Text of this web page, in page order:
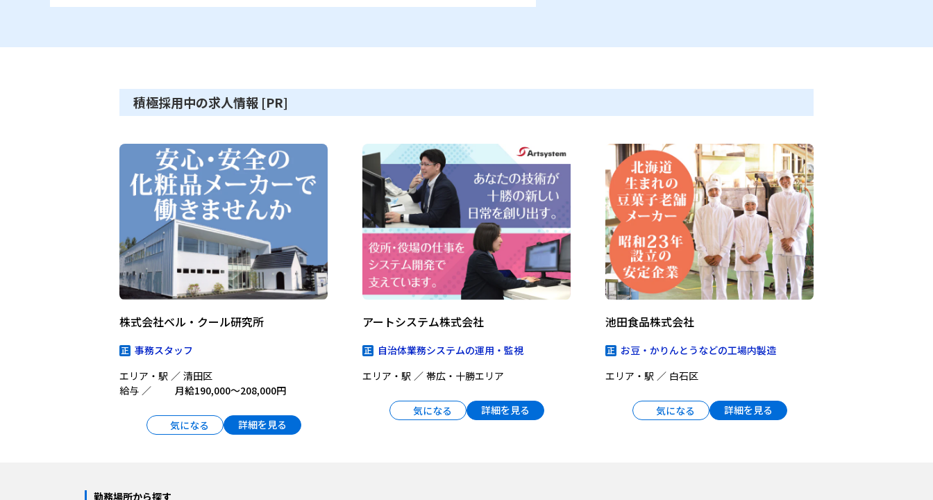
積極採用中の求人情報 [PR]
株式会社ベル・クール研究所
事務スタッフ
エリア・駅
清田区
給与
月給190,000〜208,000円
気になる 詳細を見る
アートシステム株式会社
自治体業務システムの運用・監視
エリア・駅
帯広・十勝エリア
気になる 詳細を見る
池田食品株式会社
お豆・かりんとうなどの工場内製造
エリア・駅
白石区
気になる 詳細を見る
勤務場所から探す